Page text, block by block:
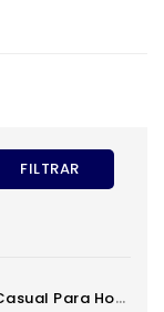
FILTRAR
Para Hombre...